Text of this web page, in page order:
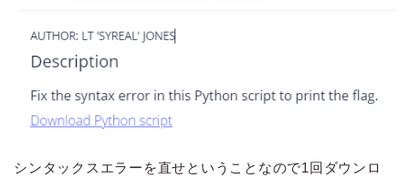
シンタックスエラーを直せということなので1回ダウンロ